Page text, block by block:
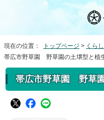
現在の位置： トップページ > くら
帯広市野草園 野草園の土壌型と植
帯広市野草園 野草